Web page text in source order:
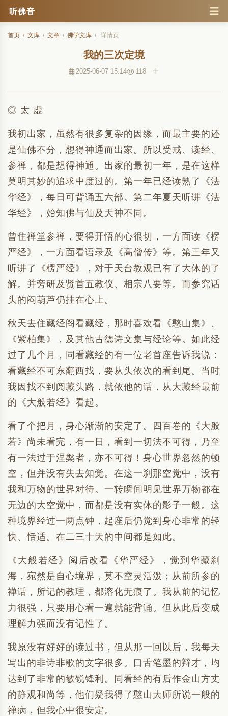
听佛音
首页 / 文库 / 文章 / 佛学文库 / 详情页
我的三次定境
2025-06-07 15:14 118
◎ 太 虚
我初出家，虽然有很多复杂的因缘，而最主要的还
是仙佛不分，想得神通而出家。所以受戒、读经、
参禅，都是想得神通。出家的最初一年，是在这样
莫明其妙的追求中度过的。第一年已经读熟了《法
华经》，每日可背诵五六部。第二年夏天听讲《法
华经》，始知佛与仙及天神不同。
曾住禅堂参禅，要得开悟的心很切，一方面读《楞
严经》，一方面看语录及《高僧传》等。第三年又
听讲了《楞严经》，对于天台教观已有了大体的了
解。并旁研及贤首五教仪、相宗八要等。而参究话
头的闷葫芦仍挂在心上。
秋天去住藏经阁看藏经，那时喜欢看《憨山集》、
《紫柏集》，及其他古德诗文集与经论等。如此经
过了几个月，同看藏经的有一位老首座告诉我说：
看藏经不可东翻西找，要从头依次的看到尾。当时
我因找不到阅藏头路，就依他的话，从大藏经最前
的《大般若经》看起。
看了个把月，身心渐渐的安定了。四百卷的《大般
若》尚未看完，有一日，看到一切法不可得，乃至
有一法过于涅槃者，亦不可得！身心世界忽然的顿
空，但并没有失去知觉。在这一刹那空觉中，没有
我和万物的世界对待。一转瞬间明见世界万物都在
无边的大空觉中，而都是没有实体的影子一般。这
种境界经过一两点钟，起座后仍觉到身心非常的轻
快、恬适。在二三十天的中间都是如此。
《大般若经》阅后改看《华严经》，觉到华藏刹
海，宛然是自心境界，莫不空灵活泼；从前所参的
禅话，所记的教理，都溶化无痕了。我从前的记忆
力很强，只要用心看一遍就能背诵。但从此后变成
理解力强而没有记性了。
我原没有好好的读过书，但从那一回以后，我每天
写出的非诗非歌的文字很多。口舌笔墨的辩才，均
达到了非常的敏锐锋利。同看经的有后作金山方丈
的静观和尚等，他们疑我得了憨山大师所说一般的
禅病，但我心中很安定。